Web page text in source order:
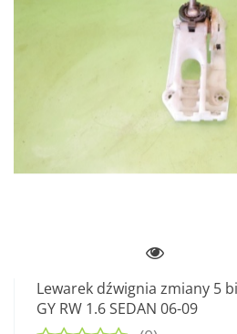
Lewarek dźwignia zmiany 5
GY RW 1.6 SEDAN 06-09